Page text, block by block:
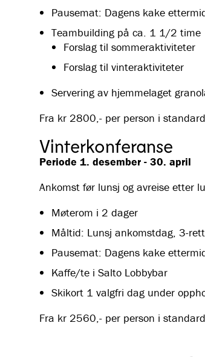
Pausemat: Dagens kake
Teambuilding på ca. 1 1/2 time
Forslag til sommeraktiviteter
Forslag til vinteraktiviteter
Servering av hjemmelaget
Fra kr 2800,- per person i
Vinterkonferanse
Periode 1. desember - 30. april
Ankomst før lunsj og avreise etter
Møterom i 2 dager
Måltid: Lunsj ankomstdag, 3-
Pausemat: Dagens kake
Kaffe/te i Salto Lobbybar
Skikort 1 valgfri dag under
Fra kr 2560,- per person i